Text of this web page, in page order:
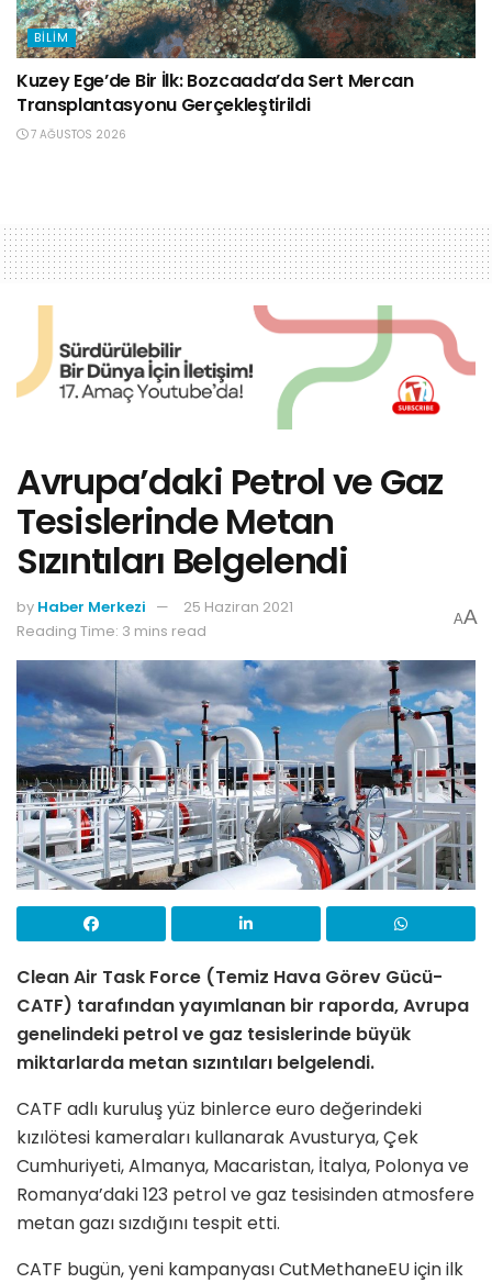
BILIM
Kuzey Ege’de Bir İlk: Bozcaada’da Sert Mercan
Transplantasyonu Gerçekleştirildi
7 AĞUSTOS 2026
Avrupa’daki Petrol ve Gaz
Tesislerinde Metan
Sızıntıları Belgelendi
by Haber Merkezi
25 Haziran 2021
Reading Time: 3 mins read
AA
Clean Air Task Force (Temiz Hava Görev Gücü-
CATF) tarafından yayımlanan bir raporda, Avrupa
genelindeki petrol ve gaz tesislerinde büyük
miktarlarda metan sızıntıları belgelendi.
CATF adlı kuruluş yüz binlerce euro değerindeki
kızılötesi kameraları kullanarak Avusturya, Çek
Cumhuriyeti, Almanya, Macaristan, İtalya, Polonya ve
Romanya’daki 123 petrol ve gaz tesisinden atmosfere
metan gazı sızdığını tespit etti.
CATF bugün, yeni kampanyası CutMethaneEU için ilk